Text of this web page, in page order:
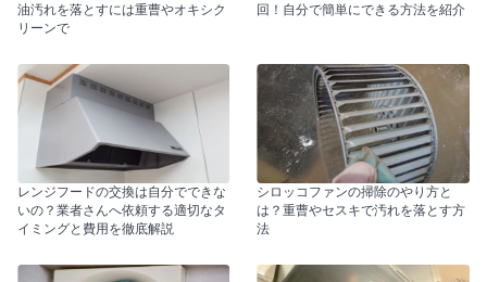
油汚れを落とすには重曹やオキシク
リーンで
回！自分で簡単にできる方法を紹介
レンジフードの交換は自分でできな
いの？業者さんへ依頼する適切なタ
イミングと費用を徹底解説
シロッコファンの掃除のやり方と
は？重曹やセスキで汚れを落とす方
法